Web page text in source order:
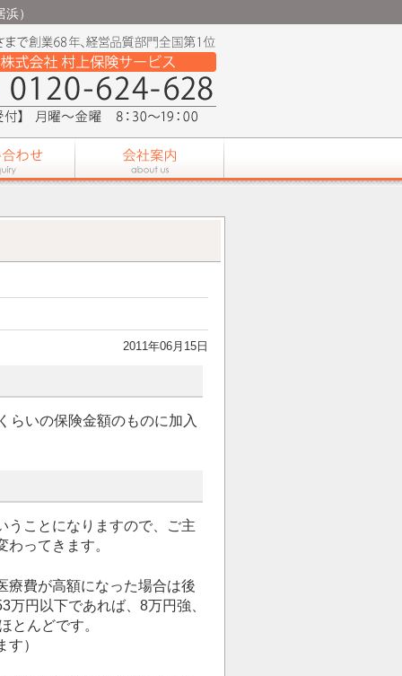
）
2011年06月15日
らいの保険金額のものに加入
うことになりますので、ご主
ってきます。
療費が高額になった場合は後
円以下であれば、8万円強、
とんどです。
）